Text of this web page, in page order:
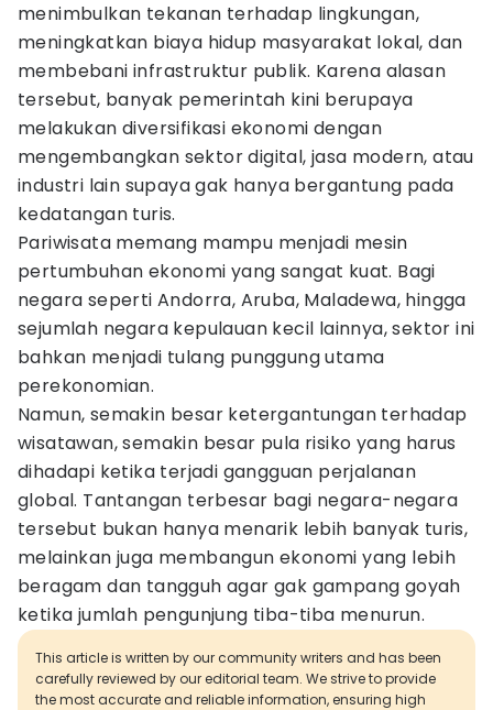
menimbulkan tekanan terhadap lingkungan,
meningkatkan biaya hidup masyarakat lokal, dan
membebani infrastruktur publik. Karena alasan
tersebut, banyak pemerintah kini berupaya
melakukan diversifikasi ekonomi dengan
mengembangkan sektor digital, jasa modern, atau
industri lain supaya gak hanya bergantung pada
kedatangan turis.
Pariwisata memang mampu menjadi mesin
pertumbuhan ekonomi yang sangat kuat. Bagi
negara seperti Andorra, Aruba, Maladewa, hingga
sejumlah negara kepulauan kecil lainnya, sektor ini
bahkan menjadi tulang punggung utama
perekonomian.
Namun, semakin besar ketergantungan terhadap
wisatawan, semakin besar pula risiko yang harus
dihadapi ketika terjadi gangguan perjalanan
global. Tantangan terbesar bagi negara-negara
tersebut bukan hanya menarik lebih banyak turis,
melainkan juga membangun ekonomi yang lebih
beragam dan tangguh agar gak gampang goyah
ketika jumlah pengunjung tiba-tiba menurun.
This article is written by our community writers and has been
carefully reviewed by our editorial team. We strive to provide
the most accurate and reliable information, ensuring high